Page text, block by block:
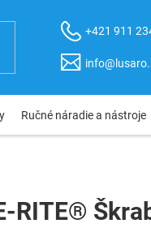
+421 911
Ručné náradie a nástroje
RITE®